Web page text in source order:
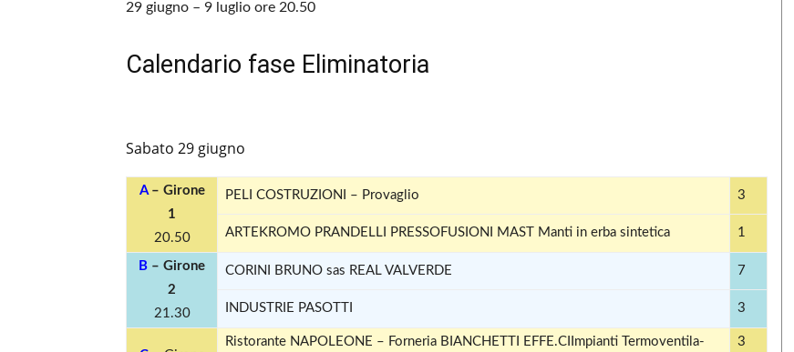
29 giugno – 9 luglio ore 20.50
Calendario fase Eliminatoria
Sabato 29 giugno
A– Girone
1
20.50
PELI COSTRUZIONI – Provaglio 3
ARTEKROMO PRANDELLI PRESSOFUSIONI MAST Manti in erba sintetica 1
B – Girone
2
21.30
CORINI BRUNO sas REAL VALVERDE 7
INDUSTRIE PASOTTI 3
Risto­rante NAPOLEONE – For­ne­ria BIANCHETTI EFFE.CIImpianti Ter­mo­ven­ti­la­
3